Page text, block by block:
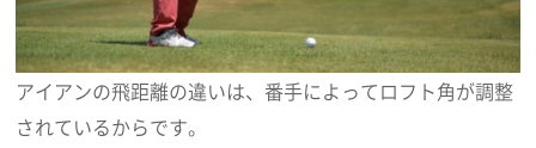
アイアンの飛距離の違いは、番手によってロフト角が調整
されているからです。